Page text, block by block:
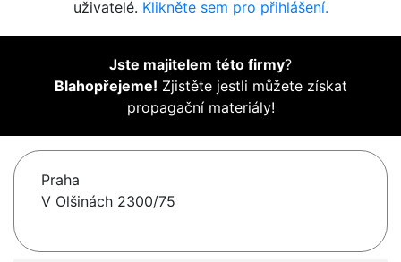
uživatelé. Klikněte sem pro přihlášení.
Jste majitelem této firmy?
Blahopřejeme! Zjistěte jestli můžete získat
propagační materiály!
Praha
V Olšinách 2300/75